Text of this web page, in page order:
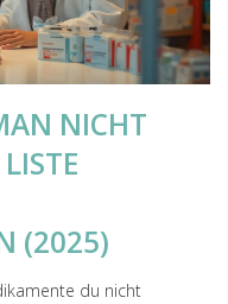
NICHT
(2025)
du nicht